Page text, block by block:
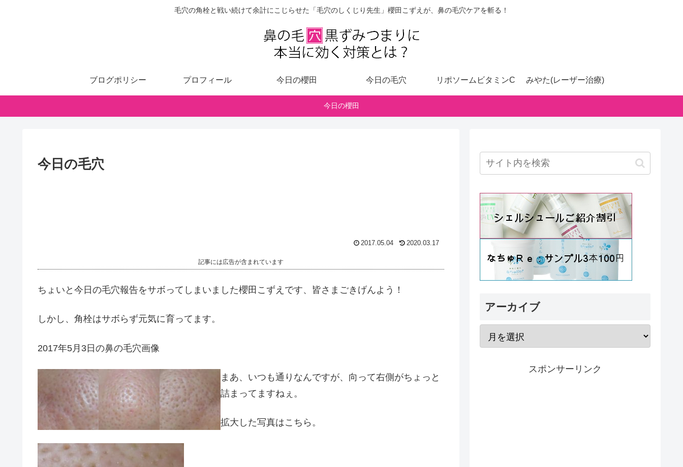
毛穴の角栓と戦い続けて余計にこじらせた「毛穴のしくじり先生」櫻田こずえが、鼻の毛穴ケアを斬る！
ブログポリシー プロフィール 今日の櫻田 今日の毛穴 リポソームビタミンC みやた(レーザー治療)
今日の櫻田
今日の毛穴
2017.05.04 2020.03.17
記事には広告が含まれています
ちょいと今日の毛穴報告をサボってしまいました櫻田こずえです、皆さまごきげんよう！
しかし、角栓はサボらず元気に育ってます。
2017年5月3日の鼻の毛穴画像
まあ、いつも通りなんですが、向って右側がちょっと
詰まってますねぇ。
拡大した写真はこちら。
アーカイブ
スポンサーリンク